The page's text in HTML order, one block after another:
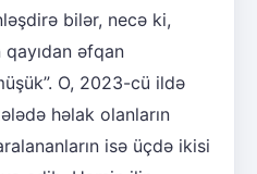
bilər, necə ki,
əfqan
O, 2023-cü ildə
həlak olanların
isə üçdə ikisi